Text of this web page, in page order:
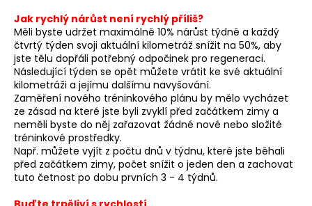
Jak rychlý nárůst není rychlý příliš?
Měli byste udržet maximálně 10% nárůst týdně a každý
čtvrtý týden svoji aktuální kilometráž snížit na 50%, aby
jste tělu dopřáli potřebný odpočinek pro regeneraci.
Následující týden se opět můžete vrátit ke své aktuální
kilometráži a jejímu dalšímu navyšování.
Zaměření nového tréninkového plánu by mělo vycházet
ze zásad na které jste byli zvyklí před začátkem zimy a
neměli byste do něj zařazovat žádné nové nebo složité
tréninkové prostředky.
Např. můžete vyjít z počtu dnů v týdnu, které jste běhali
před začátkem zimy, počet snížit o jeden den a zachovat
tuto četnost po dobu prvních 3 - 4 týdnů.